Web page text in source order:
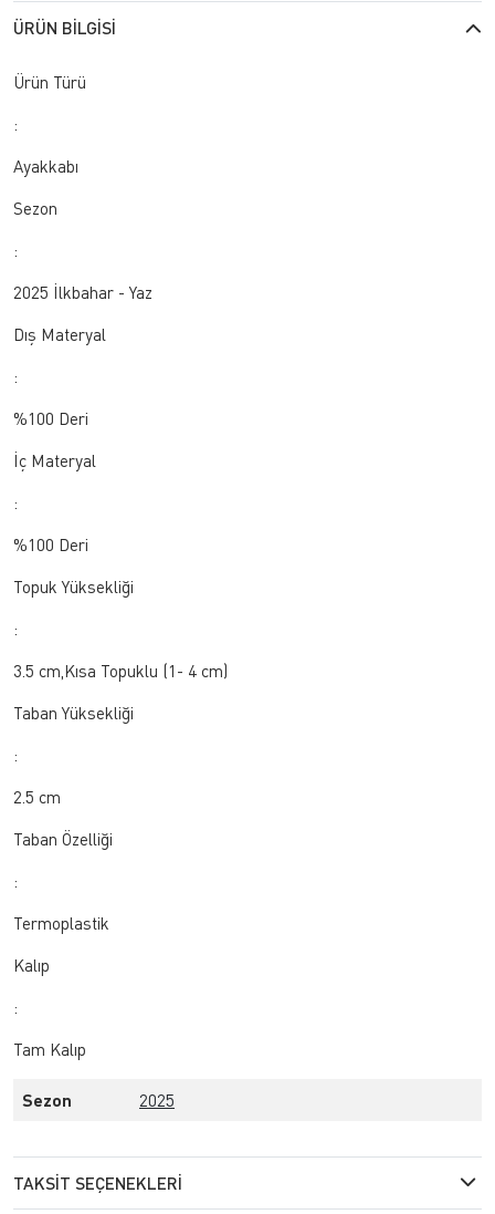
ÜRÜN BILGISI
Ürün Türü
:
Ayakkabı
Sezon
:
2025 İlkbahar - Yaz
Dış Materyal
:
%100 Deri
İç Materyal
:
%100 Deri
Topuk Yüksekliği
:
3.5 cm,Kısa Topuklu (1- 4 cm)
Taban Yüksekliği
:
2.5 cm
Taban Özelliği
:
Termoplastik
Kalıp
:
Tam Kalıp
Sezon 2025
TAKSIT SEÇENEKLERI